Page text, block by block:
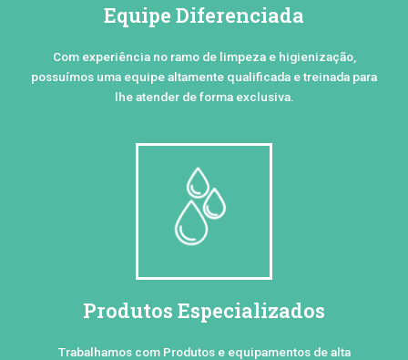
Equipe Diferenciada
Com experiência no ramo de limpeza e higienização,
possuímos uma equipe altamente qualificada e treinada para
lhe atender de forma exclusiva.
Produtos Especializados
Trabalhamos com Produtos e equipamentos de alta